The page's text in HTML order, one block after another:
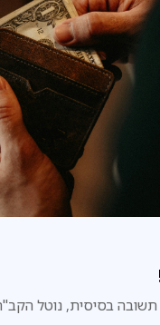
בסיסית, נוטל